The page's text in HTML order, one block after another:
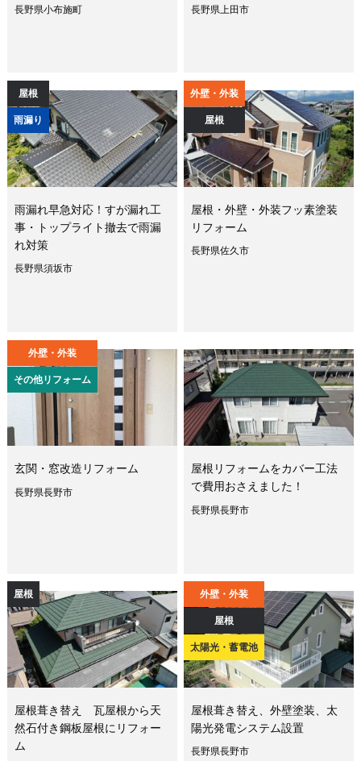
長野県小布施町 長野県上田市
屋根
雨漏り
雨漏れ早急対応！すが漏れ工
事・トップライト撤去で雨漏
れ対策
長野県須坂市
外壁・外装
屋根
屋根・外壁・外装フッ素塗装
リフォーム
長野県佐久市
外壁・外装
その他リフォーム
玄関・窓改造リフォーム
長野県長野市
屋根リフォームをカバー工法
で費用おさえました！
長野県長野市
屋根
屋根葺き替え 瓦屋根から天
然石付き鋼板屋根にリフォー
ム
外壁・外装
屋根
太陽光・蓄電池
屋根葺き替え、外壁塗装、太
陽光発電システム設置
長野県長野市